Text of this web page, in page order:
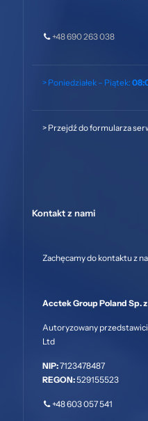
+48 690 263 038
> Poniedziałek – Piątek:
> Przejdź do formularza
Kontakt z nami
Zachęcamy do kontaktu z
Acctek Group Poland Sp. z
Autoryzowany
Ltd
NIP:7123478487
REGON:529155523
+48 603 057 541